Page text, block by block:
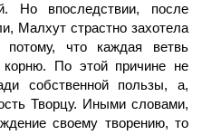
Но впоследствии, после
Малхут страстно захотела
что каждая ветвь
корню. По этой причине не
собственной пользы, а,
Творцу. Иными словами,
своему творению, то